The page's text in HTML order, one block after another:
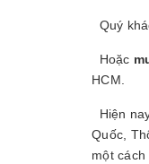
Quý
Hoặc
HCM.
Hiện
Quốc,
một cách